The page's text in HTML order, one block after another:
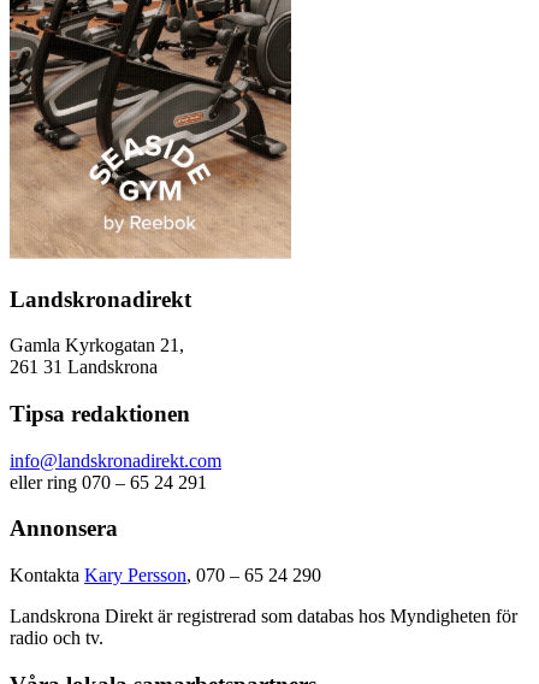
Landskronadirekt
Gamla Kyrkogatan 21,
261 31 Landskrona
Tipsa redaktionen
info@landskronadirekt.com
eller ring 070 – 65 24 291
Annonsera
Kontakta Kary Persson, 070 – 65 24 290
Landskrona Direkt är registrerad som databas hos Myndigheten för
radio och tv.